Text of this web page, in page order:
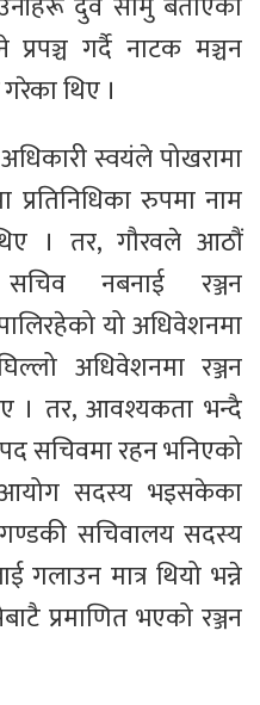
गर्दै नाटक मञ्चन
थिए ।
अधिकारी स्वयंले पोखरामा
प्रतिनिधिका रुपमा नाम
। तर, गौरवले आठौं
नबनाई रञ्जन
यो अधिवेशनमा
अधिवेशनमा रञ्जन
। तर, आवश्यकता भन्दै
सचिवमा रहन भनिएको
आयोग सदस्य भइसकेका
गण्डकी सचिवालय सदस्य
गलाउन मात्र थियो भन्ने
प्रमाणित भएको रञ्जन